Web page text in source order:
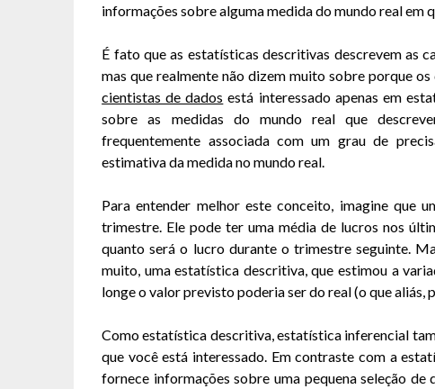
informações sobre alguma medida do mundo real em
É fato que as estatísticas descritivas descrevem as
mas que realmente não dizem muito sobre porque
cientistas de dados está interessado apenas em
sobre as medidas do mundo real que
frequentemente associada com um grau de
estimativa da medida no mundo real.
Para entender melhor este conceito, imagine que
trimestre. Ele pode ter uma média de lucros nos
quanto será o lucro durante o trimestre seguinte.
muito, uma estatística descritiva, que estimou a
longe o valor previsto poderia ser do real (o que aliás,
Como estatística descritiva, estatística inferencial
que você está interessado. Em contraste com a
fornece informações sobre uma pequena seleção